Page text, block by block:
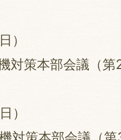
）
策本部会議（第
）